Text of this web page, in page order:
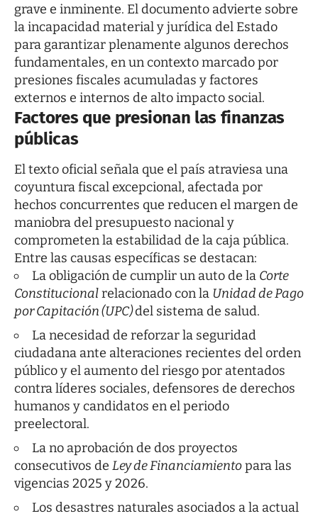
grave e inminente. El documento advierte sobre
la incapacidad material y jurídica del Estado
para garantizar plenamente algunos derechos
fundamentales, en un contexto marcado por
presiones fiscales acumuladas y factores
externos e internos de alto impacto social.
Factores que presionan las finanzas
públicas
El texto oficial señala que el país atraviesa una
coyuntura fiscal excepcional, afectada por
hechos concurrentes que reducen el margen de
maniobra del presupuesto nacional y
comprometen la estabilidad de la caja pública.
Entre las causas específicas se destacan:
La obligación de cumplir un auto de la Corte
Constitucionalrelacionado con la Unidad de Pago
por Capitación (UPC)del sistema de salud.
La necesidad de reforzar la seguridad
ciudadana ante alteraciones recientes del orden
público y el aumento del riesgo por atentados
contra líderes sociales, defensores de derechos
humanos y candidatos en el periodo
preelectoral.
La no aprobación de dos proyectos
consecutivos de Ley de Financiamientopara las
vigencias 2025 y 2026.
Los desastres naturales asociados a la actual